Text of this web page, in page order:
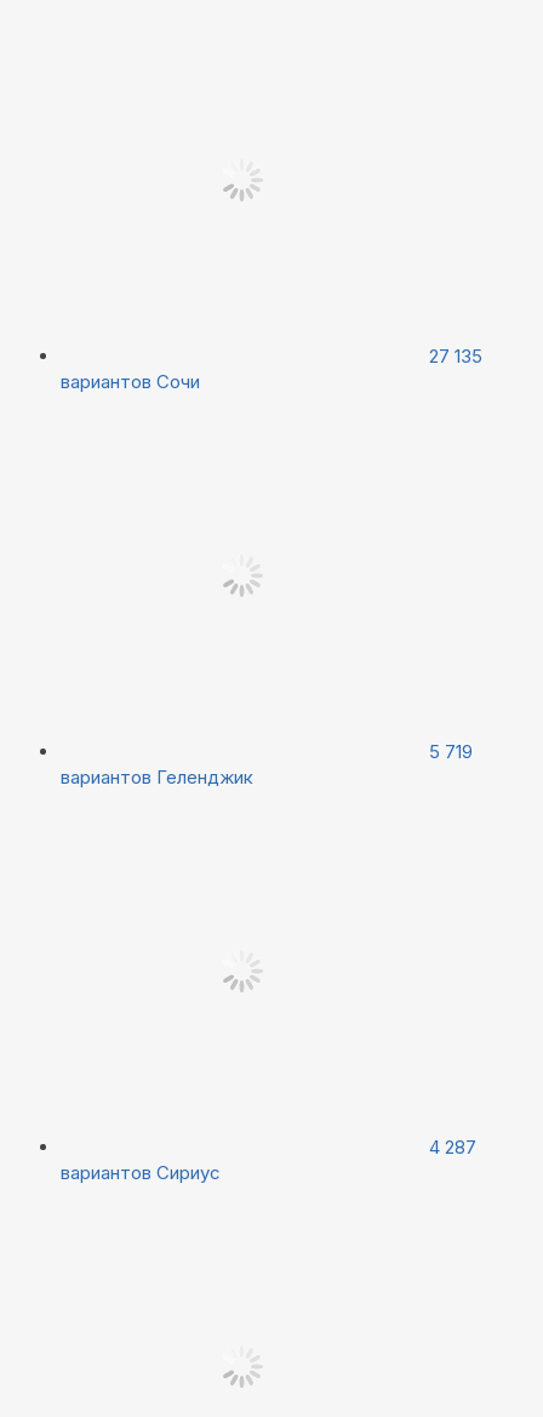
27 135
вариантов Сочи
5 719
вариантов Геленджик
4 287
вариантов Сириус